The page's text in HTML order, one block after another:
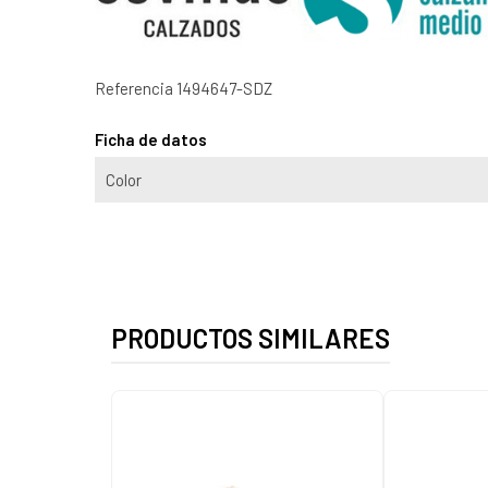
Referencia 1494647-SDZ
Ficha de datos
Color
PRODUCTOS SIMILARES